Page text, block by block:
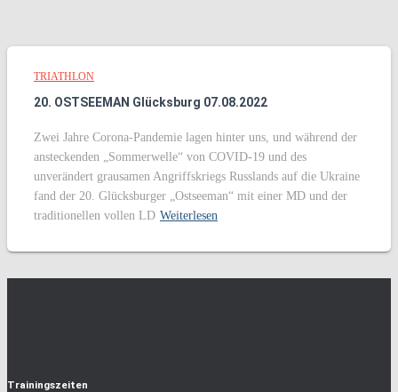
TRIATHLON
20. OSTSEEMAN Glücksburg 07.08.2022
Zwei Jahre Corona-Pandemie lagen hinter uns, und während der
ansteckenden „Sommerwelle“ von COVID-19 und des
unverändert grausamen Angriffskriegs Russlands auf die Ukraine
fand der 20. Glücksburger „Ostseeman“ mit einer MD und der
traditionellen vollen LD Weiterlesen
Trainingszeiten